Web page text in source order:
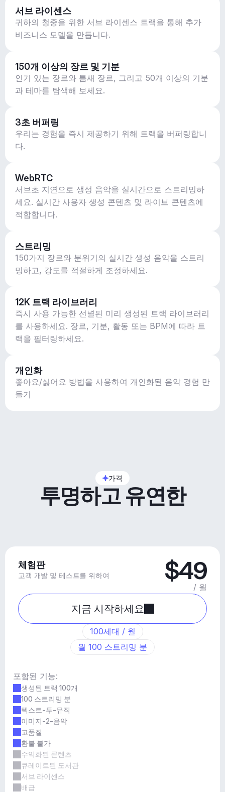
서브 라이센스
귀하의 청중을 위한 서브 라이센스 트랙을 통해 추가
비즈니스 모델을 만듭니다.
150개 이상의 장르 및 기분
인기 있는 장르와 틈새 장르, 그리고 50개 이상의 기분
과 테마를 탐색해 보세요.
3초 버퍼링
우리는 경험을 즉시 제공하기 위해 트랙을 버퍼링합니
다.
WebRTC
서브초 지연으로 생성 음악을 실시간으로 스트리밍하
세요. 실시간 사용자 생성 콘텐츠 및 라이브 콘텐츠에
적합합니다.
스트리밍
150가지 장르와 분위기의 실시간 생성 음악을 스트리
밍하고, 강도를 적절하게 조정하세요.
12K 트랙 라이브러리
즉시 사용 가능한 선별된 미리 생성된 트랙 라이브러리
를 사용하세요. 장르, 기분, 활동 또는 BPM에 따라 트
랙을 필터링하세요.
개인화
좋아요/싫어요 방법을 사용하여 개인화된 음악 경험 만
들기
가격
투명하고 유연한
체험판
고객 개발 및 테스트를 위하여 $49
/ 월
지금 시작하세요
100세대 / 월
월 100 스트리밍 분
포함된 기능:
생성된 트랙 100개
100 스트리밍 분
텍스트-투-뮤직
이미지-2-음악
고품질
환불 불가
수익화된 콘텐츠
큐레이트된 도서관
서브 라이센스
배급